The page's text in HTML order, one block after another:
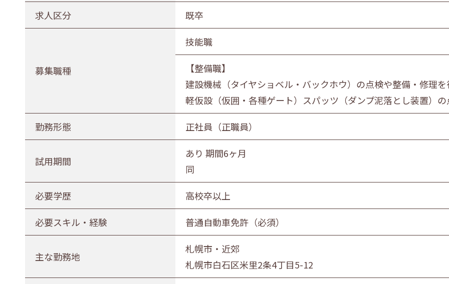
印刷業
広告業 金属・機械製造業
電気・ガス・熱供給業
通信業・情報サービス業 マスコミ
百貨店・スーパーマーケット
医薬品小売業
娯楽業
宿泊業 飲食サービス業
その他サービス
生活関連サービス業 社会福祉・介護事業
募集職種
事務職 販売職 営業職
勤務形態
正社員（正職員） 契約 公務員 団体職員 その他
札幌市・近郊 旭川市・近郊
求人区分 既卒
募集職種
技能職
【整備職】
建設機械（タイヤショベル・バックホウ）の点検や整備・修理を
軽仮設（仮囲・各種ゲート）スパッツ（ダンプ泥落とし装置）の
勤務形態 正社員（正職員）
試用期間
あり 期間6ヶ月
同
必要学歴 高校卒以上
必要スキル・経験 普通自動車免許（必須）
主な勤務地
札幌市・近郊
札幌市白石区米里2条4丁目5-12